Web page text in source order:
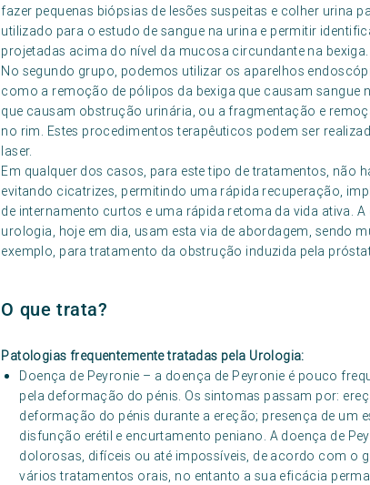
fazer pequenas biópsias de lesões suspeitas e colher urina
utilizado para o estudo de sangue na urina e permitir
projetadas acima do nível da mucosa circundante na bexiga.
No segundo grupo, podemos utilizar os aparelhos
como a remoção de pólipos da bexiga que causam sangue
que causam obstrução urinária, ou a fragmentação e
no rim. Estes procedimentos terapêuticos podem ser
laser.
Em qualquer dos casos, para este tipo de tratamentos, não
evitando cicatrizes, permitindo uma rápida recuperação,
de internamento curtos e uma rápida retoma da vida ativa.
urologia, hoje em dia, usam esta via de abordagem, sendo
exemplo, para tratamento da obstrução induzida pela
O que trata?
Patologias frequentemente tratadas pela Urologia:
Doença de Peyronie – a doença de Peyronie é pouco
pela deformação do pénis. Os sintomas passam por:
deformação do pénis durante a ereção; presença de um
disfunção erétil e encurtamento peniano. A doença de
dolorosas, difíceis ou até impossíveis, de acordo com o
vários tratamentos orais, no entanto a sua eficácia